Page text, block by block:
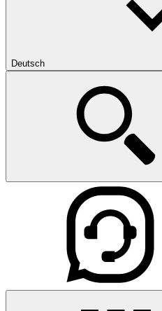
Deutsch